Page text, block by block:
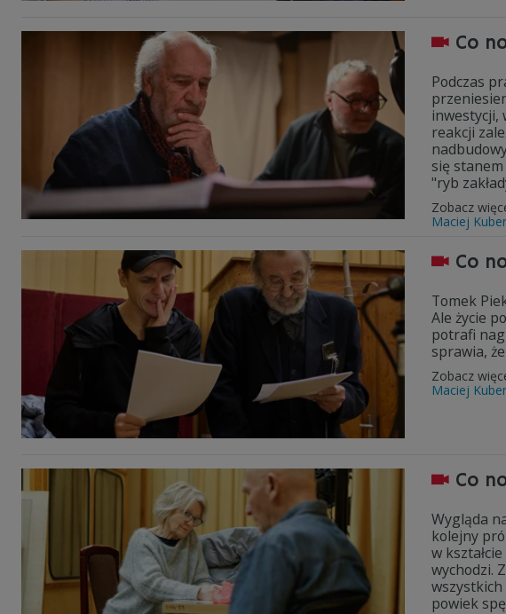
Co
Podczas
inwestycji,
reakcji
się
"ryb
Zobacz
Maciej
Co
Tomek
Ale życie
potrafi
sprawia,
Zobacz
Maciej
Co
Wygląda
kolejny
w
wychodzi.
powiek